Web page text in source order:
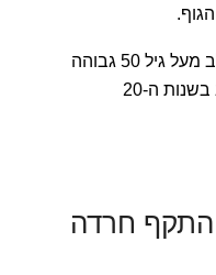
: ההסתברות של התקף לב מעל גיל 50 גבוהה
בהרבה בהשוואה להתקף לב בשנות ה-20
התקף חרדה